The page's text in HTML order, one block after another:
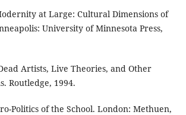
at Large: Cultural Dimensions of
University of Minnesota Press,
Artists, Live Theories, and Other
Routledge, 1994.
Politics of the School. London: Methuen,